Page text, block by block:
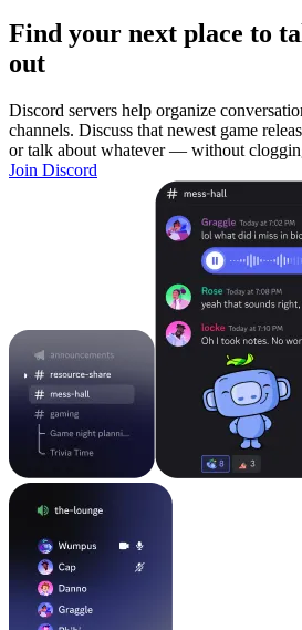
Find your next place to
out
Discord servers help organize
channels. Discuss that newest game
or talk about whatever — without
Join Discord